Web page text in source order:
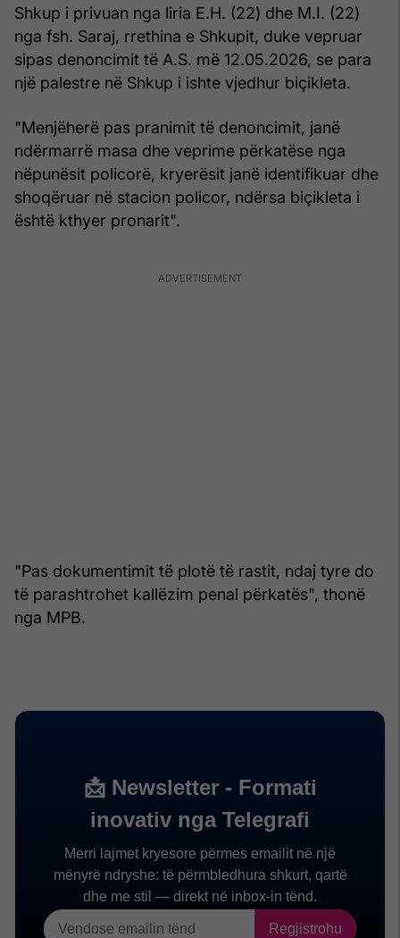
Shkup i privuan nga liria E.H. (22) dhe M.I. (22)
nga fsh. Saraj, rrethina e Shkupit, duke vepruar
sipas denoncimit të A.S. më 12.05.2026, se para
një palestre në Shkup i ishte vjedhur biçikleta.
"Menjëherë pas pranimit të denoncimit, janë
ndërmarrë masa dhe veprime përkatëse nga
nëpunësit policorë, kryerësit janë identifikuar dhe
shoqëruar në stacion policor, ndërsa biçikleta i
është kthyer pronarit".
"Pas dokumentimit të plotë të rastit, ndaj tyre do
të parashtrohet kallëzim penal përkatës", thonë
nga MPB.